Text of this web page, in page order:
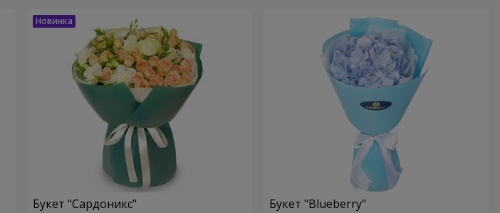
Букет "Сардоникс" Букет "Blueberry"